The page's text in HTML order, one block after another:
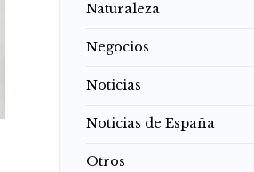
Naturaleza
Negocios
Noticias
Noticias de España
Otros